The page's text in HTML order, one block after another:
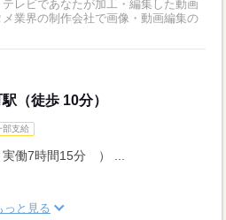
業界の制作会社で画像・動画編集の
（徒歩 10分）
部支給
働7時間15分 ） ...
っと見る